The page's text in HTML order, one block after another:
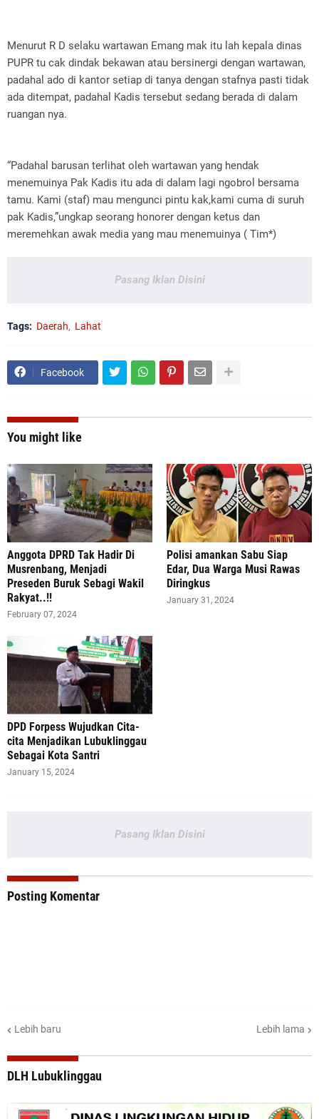
Menurut R D selaku wartawan Emang mak itu lah kepala dinas
PUPR tu cak dindak bekawan atau bersinergi dengan wartawan,
padahal ado di kantor setiap di tanya dengan stafnya pasti tidak
ada ditempat, padahal Kadis tersebut sedang berada di dalam
ruangan nya.
“Padahal barusan terlihat oleh wartawan yang hendak
menemuinya Pak Kadis itu ada di dalam lagi ngobrol bersama
tamu. Kami (staf) mau mengunci pintu kak,kami cuma di suruh
pak Kadis,”ungkap seorang honorer dengan ketus dan
meremehkan awak media yang mau menemuinya ( Tim*)
Pasang Iklan Disini
Tags: Daerah Lahat
Facebook
You might like
Anggota DPRD Tak Hadir Di
Musrenbang, Menjadi
Preseden Buruk Sebagi Wakil
Rakyat..!!
February 07, 2024
Polisi amankan Sabu Siap
Edar, Dua Warga Musi Rawas
Diringkus
January 31, 2024
DPD Forpess Wujudkan Cita-
cita Menjadikan Lubuklinggau
Sebagai Kota Santri
January 15, 2024
Pasang Iklan Disini
Posting Komentar
Lebih baru Lebih lama
DLH Lubuklinggau